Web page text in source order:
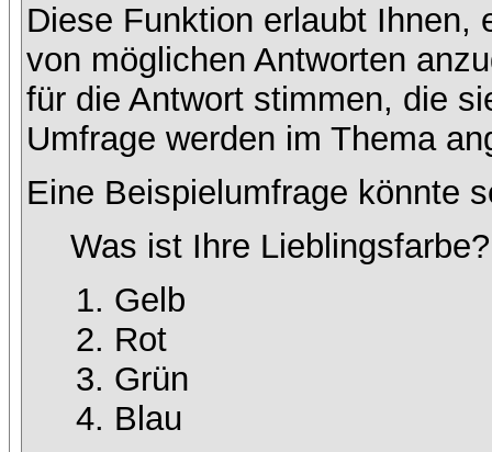
Diese Funktion erlaubt Ihnen,
von möglichen Antworten
für die Antwort stimmen, die
Umfrage werden im Thema
Eine Beispielumfrage könnte
Was ist Ihre Lieblingsfarbe?
Gelb
Rot
Grün
Blau